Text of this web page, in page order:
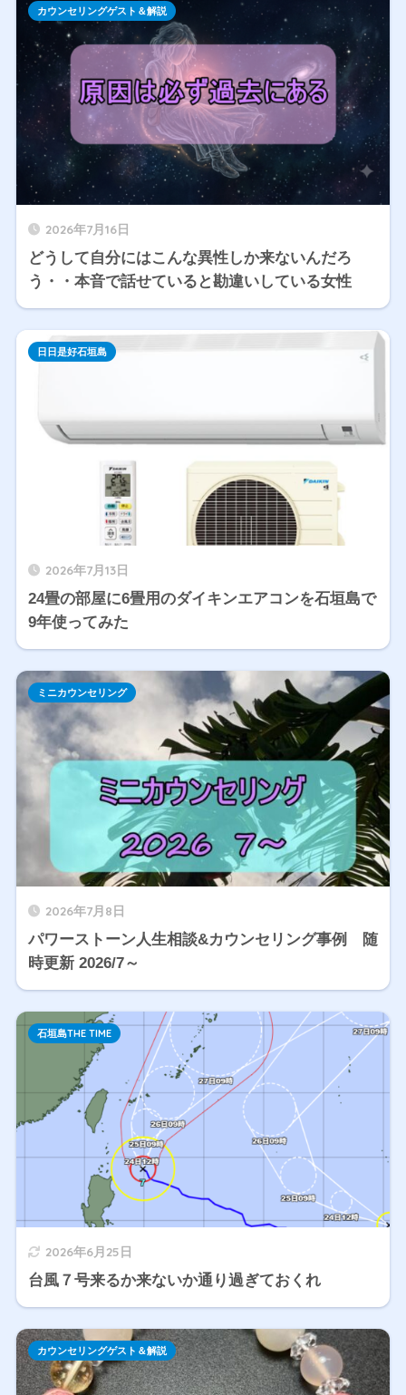
2026年7月16日
どうして自分にはこんな異性しか来ないんだろ
う・・本音で話せていると勘違いしている女性
カウンセリングゲスト＆解説
2026年7月13日
24畳の部屋に6畳用のダイキンエアコンを石垣島で
9年使ってみた
日日是好石垣島
2026年7月8日
パワーストーン人生相談&カウンセリング事例 随
時更新 2026/7～
ミニカウンセリング
2026年6月25日
台風７号来るか来ないか通り過ぎておくれ
石垣島THE TIME
カウンセリングゲスト＆解説